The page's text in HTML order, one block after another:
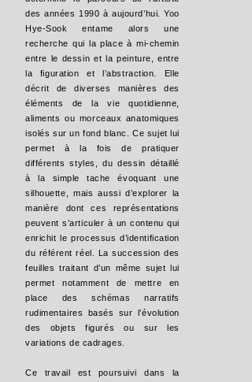
des années 1990 à aujourd’hui. Yoo
Hye-Sook entame alors une
recherche qui la place à mi-chemin
entre le dessin et la peinture, entre
la figuration et l’abstraction. Elle
décrit de diverses manières des
éléments de la vie quotidienne,
aliments ou morceaux anatomiques
isolés sur un fond blanc. Ce sujet lui
permet à la fois de pratiquer
différents styles, du dessin détaillé
à la simple tache évoquant une
silhouette, mais aussi d’explorer la
manière dont ces représentations
peuvent s’articuler à un contenu qui
enrichit le processus d’identification
du référent réel. La succession des
feuilles traitant d’un même sujet lui
permet notamment de mettre en
place des schémas narratifs
rudimentaires basés sur l’évolution
des objets figurés ou sur les
variations de cadrages.
Ce travail est poursuivi dans la